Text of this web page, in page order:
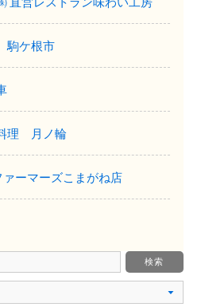
駒ケ根市
理 月ノ輪
ーマーズこまがね店